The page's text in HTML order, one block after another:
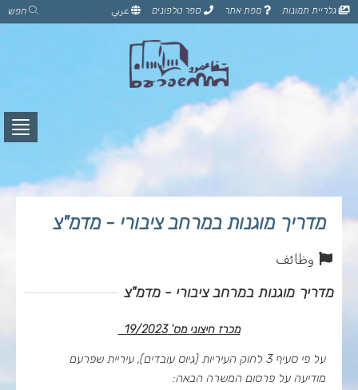
דלג
לתוכן
גלריית תמונות מפת אתר ספר טלפונים عربي חפש
לחץ
מדריך מוגנות במרחב ציבורי - מדמ"צ
وظائف
מדריך מוגנות במרחב ציבורי - מדמ"צ
מכרז חיצוני מס' 19/2023
על פי סעיף 3 לחוק העיריות (גיוס עובדים), עיריית שפרעם
מודיעה על פרסום המשרה הבאה: